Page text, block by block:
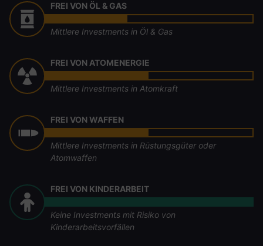
FREI VON ÖL & GAS
Mittlere Investments in Öl & Gas
FREI VON ATOMENERGIE
Mittlere Investments in Atomkraft
FREI VON WAFFEN
Mittlere Investments in Rüstungsgüter oder
Atomwaffen
FREI VON KINDERARBEIT
Keine Investments mit Risiko von
Kinderarbeitsvorfällen